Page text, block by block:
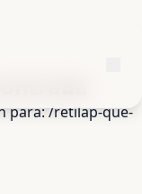
para: /retilap-que-